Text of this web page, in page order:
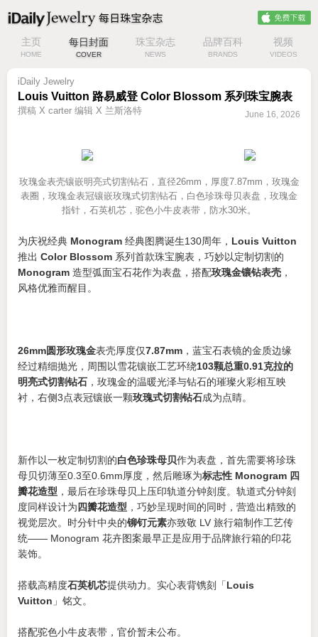
主页
HOME
每日封面
COVER
珠宝杂志
NEWS
品牌百科
BRANDS
视频
VIDEOS
iDaily Jewelry
Louis Vuitton 路易威登 Color Blossom 系列珠宝腕表
June 16, 2026
撰稿 X carter 编辑 X 兰斯洛特
玫瑰金表壳镶嵌明亮式切割钻石，直径26mm，厚度7.87mm，玫瑰金
表圈，玫瑰金表冠镶嵌玫瑰式切割钻石，白色珍珠母贝表盘，玫瑰金
指针，石英机芯，驼色小牛皮表带，防水30米。
为庆祝经典 Monogram 经典图腾诞生130周年， Louis Vuitton
推出 Color Blossom 系列首款珠宝腕表，巧妙以定制切割的
Monogram 造型弧面宝石花作为表盘，搭配玫瑰金镶钻表壳 ，
风格优雅而醒目。
26mm圆形玫瑰金表壳厚度仅7.87mm ，蓝宝石表镜的金质边缘
经过精细抛光，周围以雪花镶嵌工艺环绕103颗总重0.91克拉的
明亮式切割钻石 ，玫瑰金的温暖光泽与钻石的璀璨火彩相互映
衬，右侧3点表冠镶嵌一颗玫瑰式切割钻石成为点睛。
新作以一枚定制切割的白色珍珠母贝作为表盘，首先需要将珍珠
母贝切薄至0.3至0.6mm厚度，然后雕琢为标志性 Monogram 四
瓣花造型 ，最后在珍珠母贝上压印轨道分钟刻度。轨道式分钟刻
度同样设计为 四瓣花造型 ，巧妙呈现时间的同时，营造出精致的
视觉层次。时分针中央的铆钉元素亦致敬 LV 旅行箱制作工艺传
统—— Monogram 花卉图案最早正是应用于品牌旅行箱的印花
装饰。
搭载高精度石英机芯提供动力。实心表背镌刻「Louis
Vuitton 」铭文。
搭配驼色小牛皮表带，官价暂未公布。